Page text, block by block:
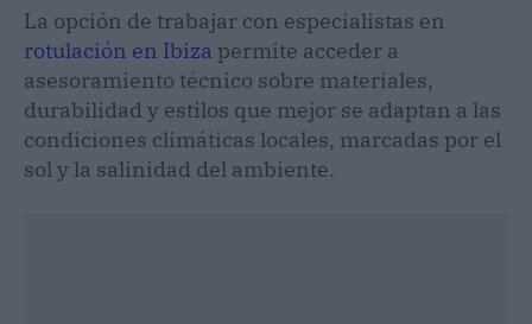
La opción de trabajar con especialistas en
rotulación en Ibiza permite acceder a
asesoramiento técnico sobre materiales,
durabilidad y estilos que mejor se adaptan a las
condiciones climáticas locales, marcadas por el
sol y la salinidad del ambiente.